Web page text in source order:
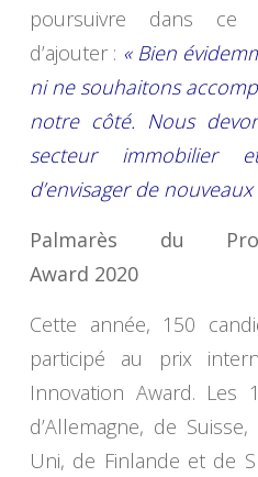
poursuivre dans ce
d’ajouter : « Bien
ni ne souhaitons
notre côté. Nous
secteur immobilier
d’envisager de
Palmarès du
Award 2020
Cette année, 150
participé au prix
Innovation Award. Les
d’Allemagne, de
Uni, de Finlande et de